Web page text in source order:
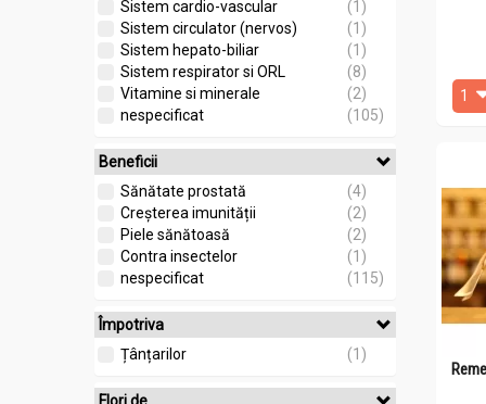
Sistem cardio-vascular
(1)
Sistem circulator (nervos)
(1)
Sistem hepato-biliar
(1)
Sistem respirator si ORL
(8)
Vitamine si minerale
(2)
nespecificat
(105)
Beneficii
Sănătate prostată
(4)
Creșterea imunității
(2)
Piele sănătoasă
(2)
Contra insectelor
(1)
nespecificat
(115)
Împotriva
Țânțarilor
(1)